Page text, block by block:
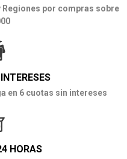
Regiones por compras sobre
en 6 cuotas sin intereses
HORAS